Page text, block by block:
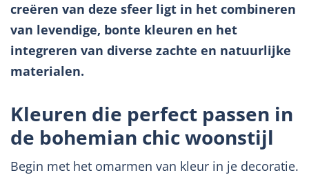
creëren van deze sfeer ligt in het combineren
van levendige, bonte kleuren en het
integreren van diverse zachte en natuurlijke
materialen.
Kleuren die perfect passen in
de bohemian chic woonstijl
Begin met het omarmen van kleur in je decoratie.